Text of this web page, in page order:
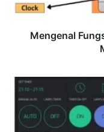
Mengaksesnya
Mengenal
Pengenalan
Implementasi
Dasar